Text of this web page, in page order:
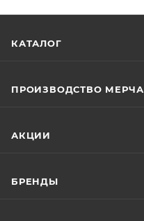
КАТАЛОГ
ПРОИЗВОДСТВО МЕРЧА
АКЦИИ
БРЕНДЫ